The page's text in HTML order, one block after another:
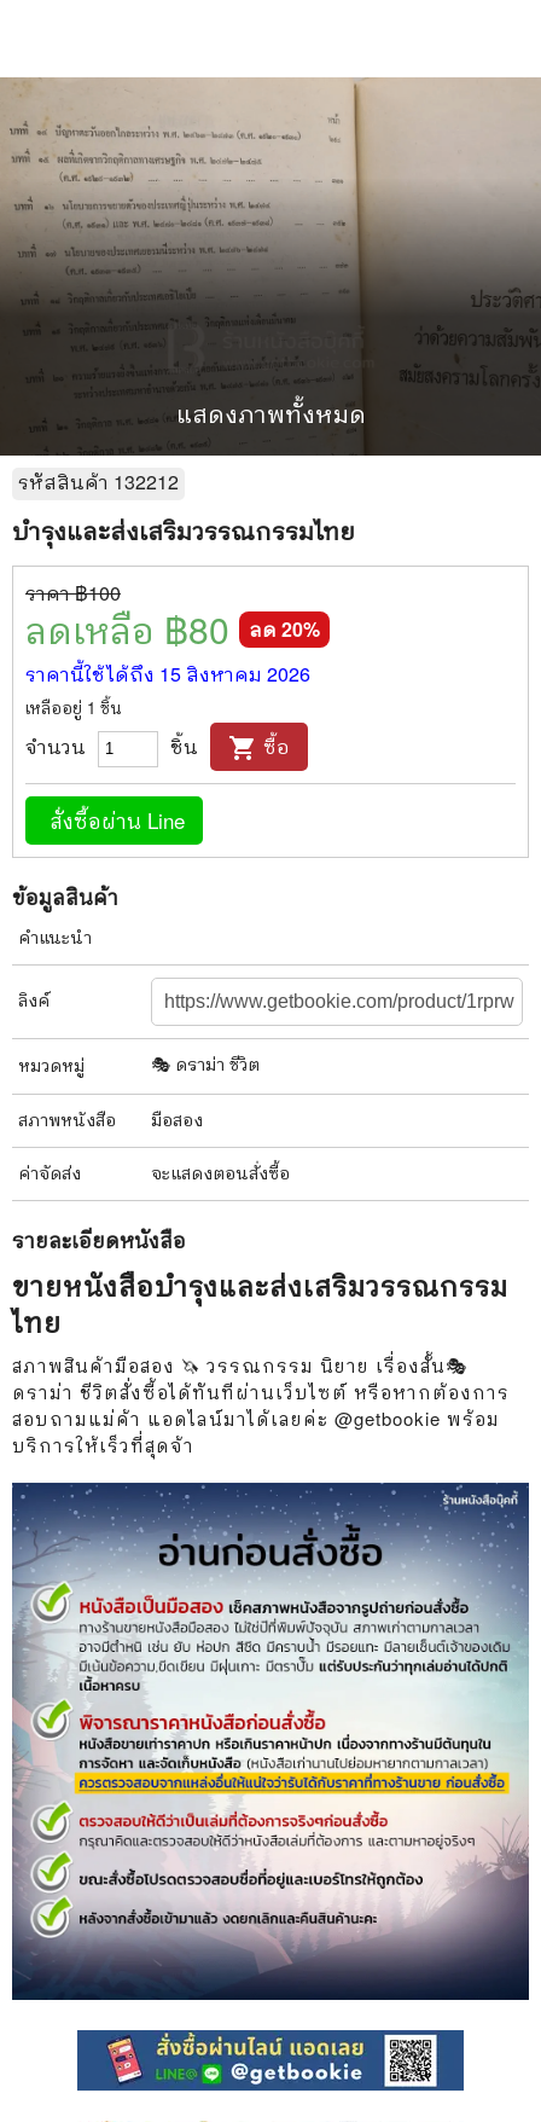
แสดงภาพทั้งหมด
รหัสสินค้า 132212
บำรุงและส่งเสริมวรรณกรรมไทย
ราคา ฿100
ลดเหลือ ฿80 ลด 20%
ราคานี้ใช้ได้ถึง 15 สิงหาคม 2026
เหลืออยู่ 1 ชิ้น
จำนวน ชิ้น shopping_cart ซื้อ
สั่งซื้อผ่าน Line
ข้อมูลสินค้า
คำแนะนำ
ลิงค์
หมวดหมู่ 🎭 ดราม่า ชีวิต
สภาพหนังสือ มือสอง
ค่าจัดส่ง จะแสดงตอนสั่งซื้อ
รายละเอียดหนังสือ
ขายหนังสือบำรุงและส่งเสริมวรรณกรรม
ไทย
สภาพสินค้ามือสอง 🦄 วรรณกรรม นิยาย เรื่องสั้น🎭
ดราม่า ชีวิตสั่งซื้อได้ทันทีผ่านเว็บไซต์ หรือหากต้องการ
สอบถามแม่ค้า แอดไลน์มาได้เลยค่ะ @getbookie พร้อม
บริการให้เร็วที่สุดจ้า